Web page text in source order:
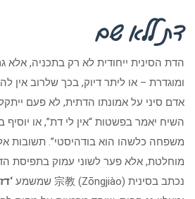
דת ללא שם
הדת הסינית ייחודית לא רק בתכניה, אלא
ומוגדרת – או ליתר דיוק, בכך שלרוב אין
אדם סיני על אמונתו הדתית, לא פעם
השיח יאמר בפשטות “אין לי דת”, או יוסיף
משפחה כלשהו הוא בודהיסטי”. תשובות אלו
מוחלטת, אלא פער לשוני עמוק בתפיסת
נכתב בסינית 宗教 (Zōngjiào) שמשמע